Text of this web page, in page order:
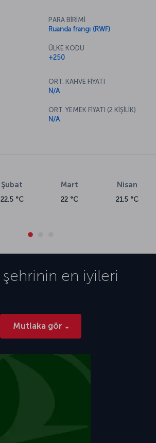
PARA BİRİMİ
Ruanda frangı (RWF)
ÜLKE KODU
+250
ORT. KAHVE FİYATI
N/A
ORT. YEMEK FİYATI (2 KİŞİLİK)
N/A
Şubat
22.5 °C
Mart
22 °C
Nisan
21.5 °C
şehrinin en iyileri
Mutlaka gör